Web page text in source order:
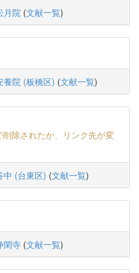
月院 (文献一覧)
養院 (板橋区) (文献一覧)
削除されたか、リンク先が変
中 (台東区) (文献一覧)
閑寺 (文献一覧)